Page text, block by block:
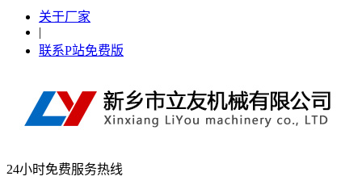
关于厂家
|
联系P站免费版
24小时免费服务热线